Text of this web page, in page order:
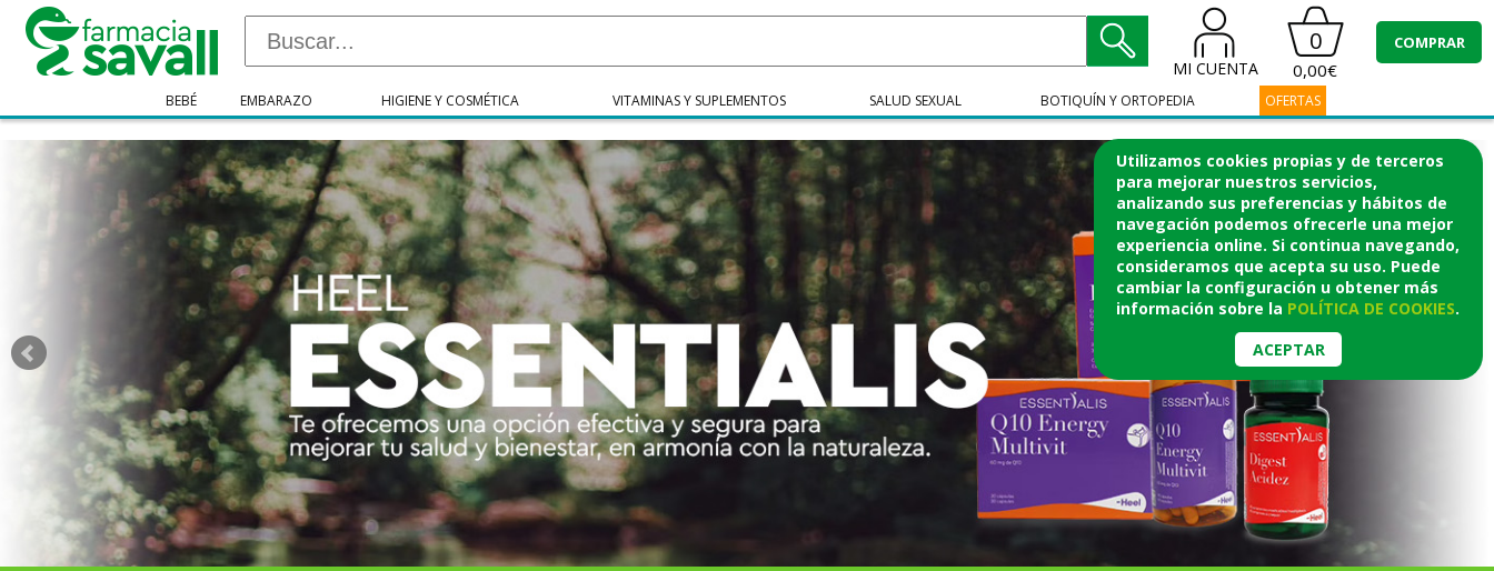
Utilizamos cookies propias y de terceros
para mejorar nuestros servicios,
analizando sus preferencias y hábitos de
navegación podemos ofrecerle una mejor
experiencia online. Si continua navegando,
consideramos que acepta su uso. Puede
cambiar la configuración u obtener más
información sobre la POLÍTICA DE COOKIES.
ACEPTAR
MI CUENTA
0
0,00€
COMPRAR
BEBÉ EMBARAZO HIGIENE Y COSMÉTICA VITAMINAS Y SUPLEMENTOS SALUD SEXUAL BOTIQUÍN Y ORTOPEDIA OFERTAS